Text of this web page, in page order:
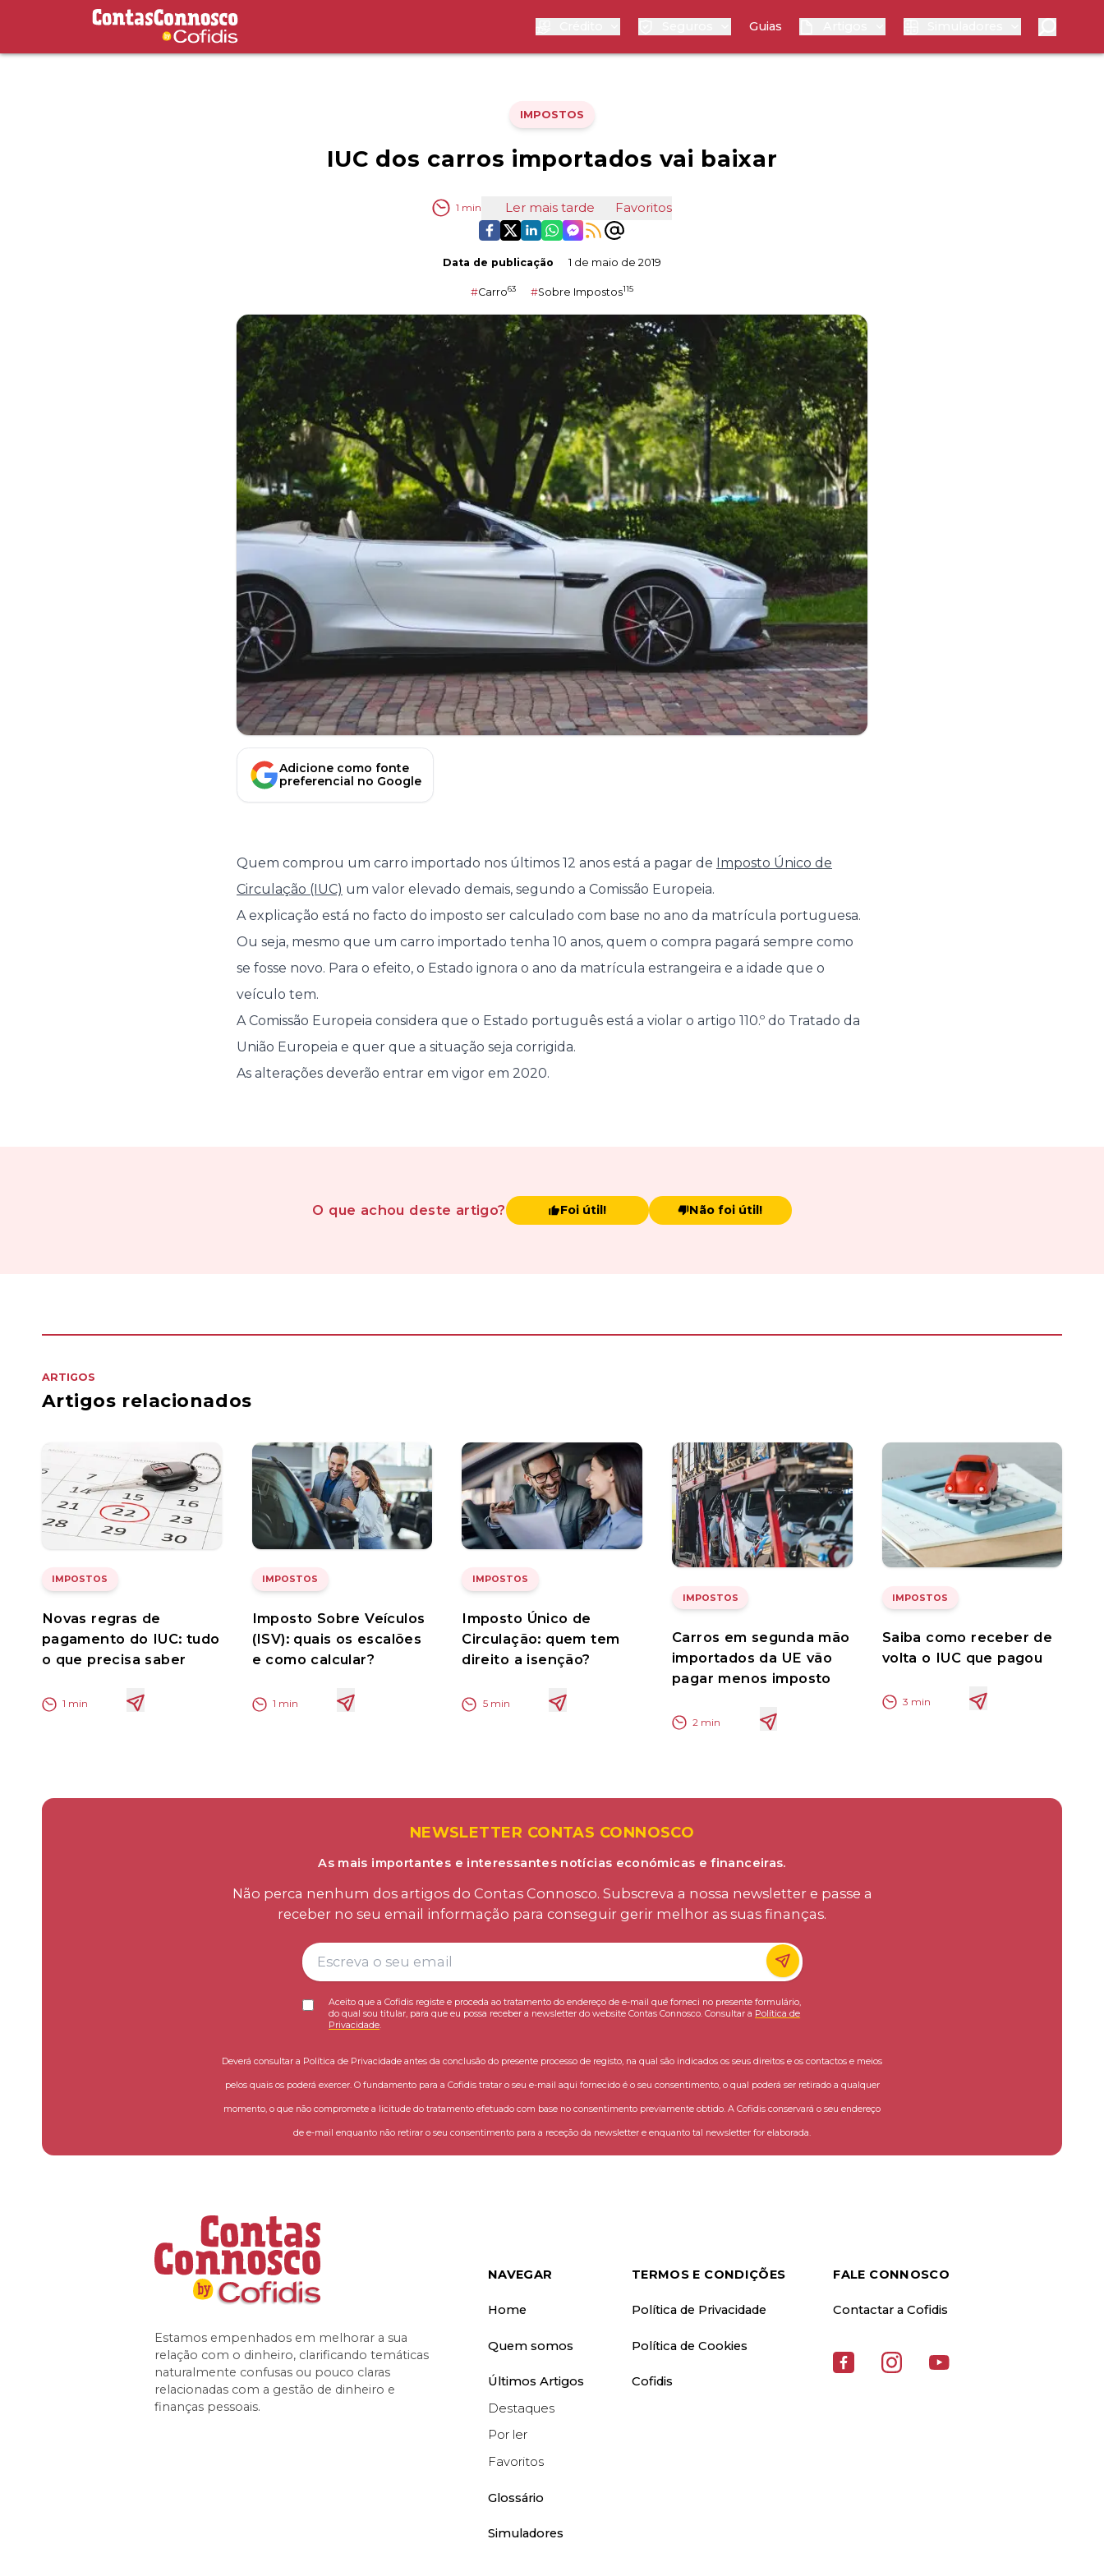
Contas Connosco by Cofidis Guias
IMPOSTOS
IUC dos carros importados vai baixar
1 min Ler mais tarde Favoritos
Data de publicação 1 de maio de 2019
#Carro63 #Sobre Impostos115
Adicione como fonte
preferencial no Google
Quem comprou um carro importado nos últimos 12 anos está a pagar de Imposto Único de
Circulação (IUC) um valor elevado demais, segundo a Comissão Europeia.
A explicação está no facto do imposto ser calculado com base no ano da matrícula portuguesa.
Ou seja, mesmo que um carro importado tenha 10 anos, quem o compra pagará sempre como
se fosse novo. Para o efeito, o Estado ignora o ano da matrícula estrangeira e a idade que o
veículo tem.
A Comissão Europeia considera que o Estado português está a violar o artigo 110.º do Tratado da
União Europeia e quer que a situação seja corrigida.
As alterações deverão entrar em vigor em 2020.
O que achou deste artigo? Foi útil! Não foi útil!
ARTIGOS
Artigos relacionados
IMPOSTOS
Novas regras de
pagamento do IUC: tudo
o que precisa saber
1 min
IMPOSTOS
Imposto Sobre Veículos
(ISV): quais os escalões
e como calcular?
1 min
IMPOSTOS
Imposto Único de
Circulação: quem tem
direito a isenção?
5min
IMPOSTOS
Carros em segunda mão
importados da UE vão
pagar menos imposto
2 min
IMPOSTOS
Saiba como receber de
volta o IUC que pagou
3 min
NEWSLETTER CONTAS CONNOSCO
As mais importantes e interessantes notícias económicas e financeiras.
Não perca nenhum dos artigos do Contas Connosco. Subscreva a nossa newsletter e passe a
receber no seu email informação para conseguir gerir melhor as suas finanças.
Aceito que a Cofidis registe e proceda ao tratamento do endereço de e-mail que forneci no presente formulário,
do qual sou titular, para que eu possa receber a newsletter do website Contas Connosco. Consultar a Política de
Privacidade.
Deverá consultar a Política de Privacidade antes da conclusão do presente processo de registo, na qual são indicados os seus direitos e os contactos e meios
pelos quais os poderá exercer. O fundamento para a Cofidis tratar o seu e-mail aqui fornecido é o seu consentimento, o qual poderá ser retirado a qualquer
momento, o que não compromete a licitude do tratamento efetuado com base no consentimento previamente obtido. A Cofidis conservará o seu endereço
de e-mail enquanto não retirar o seu consentimento para a receção da newsletter e enquanto tal newsletter for elaborada.
Estamos empenhados em melhorar a sua
relação com o dinheiro, clarificando temáticas
naturalmente confusas ou pouco claras
relacionadas com a gestão de dinheiro e
finanças pessoais.
NAVEGAR
Home
Quem somos
Últimos Artigos
Destaques
Por ler
Favoritos
Glossário
Simuladores
TERMOS E CONDIÇÕES
Política de Privacidade
Política de Cookies
Cofidis
FALE CONNOSCO
Contactar a Cofidis